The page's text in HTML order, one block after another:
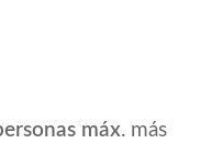
máx. más